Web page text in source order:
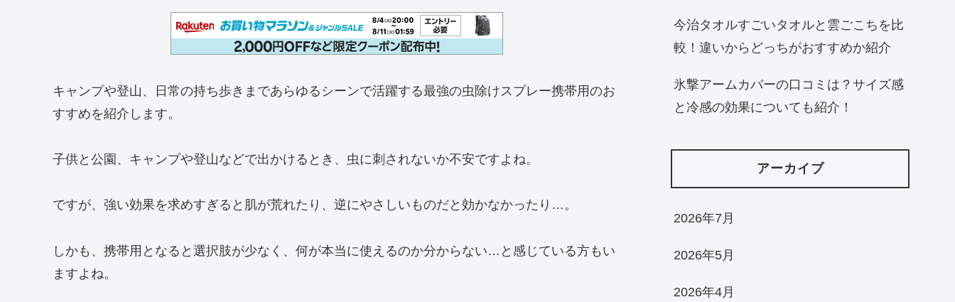
キャンプや登山、日常の持ち歩きまであらゆるシーンで活躍する最強の虫除けスプレー携帯用のお
すすめを紹介します。
子供と公園、キャンプや登山などで出かけるとき、虫に刺されないか不安ですよね。
ですが、強い効果を求めすぎると肌が荒れたり、逆にやさしいものだと効かなかったり…。
しかも、携帯用となると選択肢が少なく、何が本当に使えるのか分からない…と感じている方もい
ますよね。
今治タオルすごいタオルと雲ごこちを比
較！違いからどっちがおすすめか紹介
氷撃アームカバーの口コミは？サイズ感
と冷感の効果についても紹介！
アーカイブ
2026年7月
2026年5月
2026年4月